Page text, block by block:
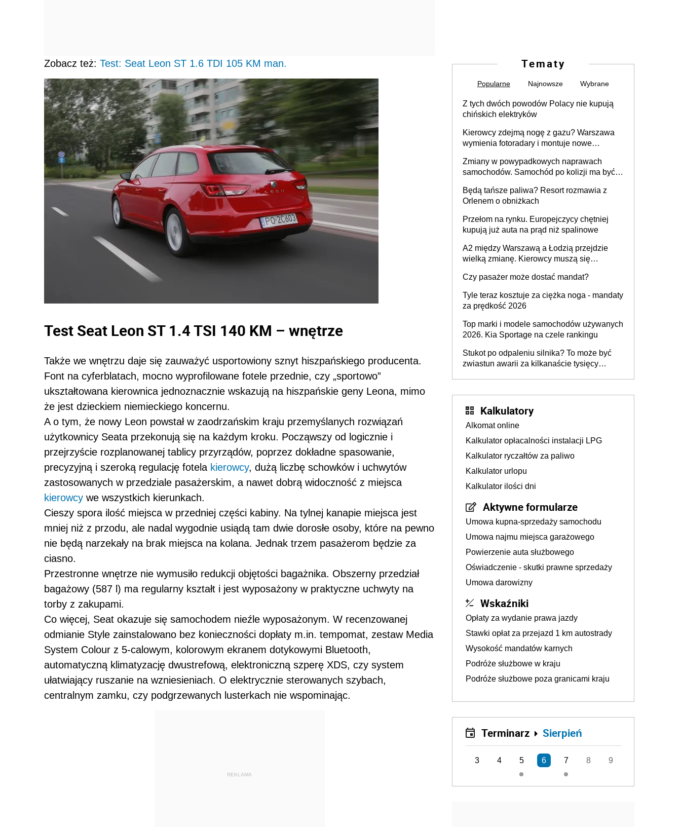
Zobacz też: Test: Seat Leon ST 1.6 TDI 105 KM man.
Test Seat Leon ST 1.4 TSI 140 KM – wnętrze
Także we wnętrzu daje się zauważyć usportowiony sznyt hiszpańskiego producenta.
Font na cyferblatach, mocno wyprofilowane fotele przednie, czy „sportowo”
ukształtowana kierownica jednoznacznie wskazują na hiszpańskie geny Leona, mimo
że jest dzieckiem niemieckiego koncernu.
A o tym, że nowy Leon powstał w zaodrzańskim kraju przemyślanych rozwiązań
użytkownicy Seata przekonują się na każdym kroku. Począwszy od logicznie i
przejrzyście rozplanowanej tablicy przyrządów, poprzez dokładne spasowanie,
precyzyjną i szeroką regulację fotela kierowcy, dużą liczbę schowków i uchwytów
zastosowanych w przedziale pasażerskim, a nawet dobrą widoczność z miejsca
kierowcy we wszystkich kierunkach.
Cieszy spora ilość miejsca w przedniej części kabiny. Na tylnej kanapie miejsca jest
mniej niż z przodu, ale nadal wygodnie usiądą tam dwie dorosłe osoby, które na pewno
nie będą narzekały na brak miejsca na kolana. Jednak trzem pasażerom będzie za
ciasno.
Przestronne wnętrze nie wymusiło redukcji objętości bagażnika. Obszerny przedział
bagażowy (587 l) ma regularny kształt i jest wyposażony w praktyczne uchwyty na
torby z zakupami.
Co więcej, Seat okazuje się samochodem nieźle wyposażonym. W recenzowanej
odmianie Style zainstalowano bez konieczności dopłaty m.in. tempomat, zestaw Media
System Colour z 5-calowym, kolorowym ekranem dotykowymi Bluetooth,
automatyczną klimatyzację dwustrefową, elektroniczną szperę XDS, czy system
ułatwiający ruszanie na wzniesieniach. O elektrycznie sterowanych szybach,
centralnym zamku, czy podgrzewanych lusterkach nie wspominając.
REKLAMA
Tematy
Popularne Najnowsze Wybrane
Z tych dwóch powodów Polacy nie kupują
chińskich elektryków
Kierowcy zdejmą nogę z gazu? Warszawa
wymienia fotoradary i montuje nowe
Zmiany w powypadkowych naprawach
samochodów. Samochód po kolizji ma być
technologią producenta
Będą tańsze paliwa? Resort rozmawia z
Orlenem o obniżkach
Przełom na rynku. Europejczycy chętniej
kupują już auta na prąd niż spalinowe
A2 między Warszawą a Łodzią przejdzie
wielką zmianę. Kierowcy muszą się
Czy pasażer może dostać mandat?
Tyle teraz kosztuje za ciężka noga - mandaty
za prędkość 2026
Top marki i modele samochodów używanych
2026. Kia Sportage na czele rankingu
Stukot po odpaleniu silnika? To może być
zwiastun awarii za kilkanaście tysięcy
Kalkulatory
Alkomat online
Kalkulator opłacalności instalacji LPG
Kalkulator ryczałtów za paliwo
Kalkulator urlopu
Kalkulator ilości dni
Aktywne formularze
Umowa kupna-sprzedaży samochodu
Umowa najmu miejsca garażowego
Powierzenie auta służbowego
Oświadczenie - skutki prawne sprzedaży
Umowa darowizny
Wskaźniki
Opłaty za wydanie prawa jazdy
Stawki opłat za przejazd 1 km autostrady
Wysokość mandatów karnych
Podróże służbowe w kraju
Podróże służbowe poza granicami kraju
Terminarz Sierpień
3 4 5 6 7 8 9